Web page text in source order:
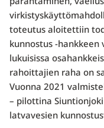
toteutus aloitettiin
kunnostus -
lukuisissa
rahoittajien raha on
Vuonna 2021
– pilottina
latvavesien